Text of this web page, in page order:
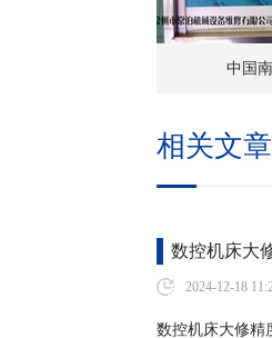
中国
相关文章
数控机床大
2024-12-18
数控机床大修精